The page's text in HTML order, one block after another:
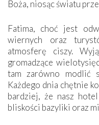
Boża, niosąc światu
Fatima, choć jest
wiernych oraz
atmosferę ciszy.
gromadzące
tam zarówno modlić
Każdego dnia chętnie
bardziej, że nasz
bliskości bazyliki oraz